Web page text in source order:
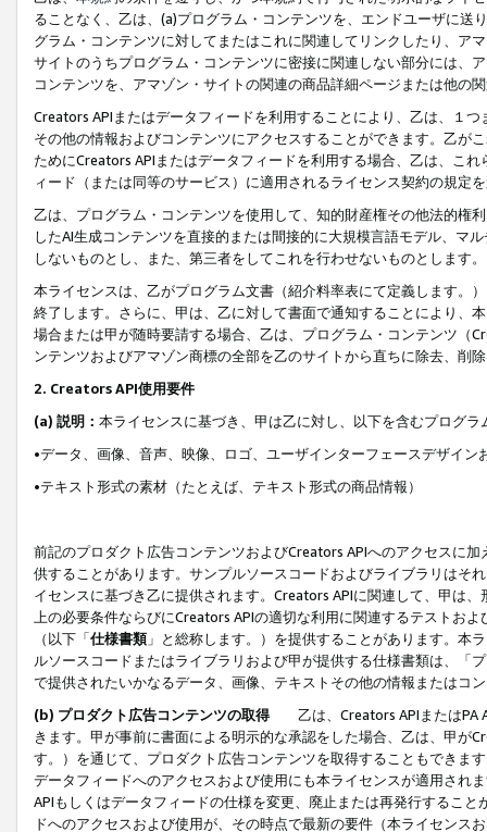
ることなく、乙は、(a)プログラム・コンテンツを、エンドユーザに
グラム・コンテンツに対してまたはこれに関連してリンクしたり、ア
サイトのうちプログラム・コンテンツに密接に関連しない部分には、
コンテンツを、アマゾン・サイトの関連の商品詳細ページまたは他の
Creators APIまたはデータフィードを利用することにより、乙は、１
その他の情報およびコンテンツにアクセスすることができます。乙が
ためにCreators APIまたはデータフィードを利用する場合、乙は、こ
ィード（または同等のサービス）に適用されるライセンス契約の規定
乙は、プログラム・コンテンツを使用して、知的財産権その他法的権
したAI生成コンテンツを直接的または間接的に大規模言語モデル、マ
しないものとし、また、第三者をしてこれを行わせないものとします。
本ライセンスは、乙がプログラム文書（紹介料率表にて定義します。
終了します。さらに、甲は、乙に対して書面で通知することにより、
場合または甲が随時要請する場合、乙は、プログラム・コンテンツ（
ンテンツおよびアマゾン商標の全部を乙のサイトから直ちに除去、削
2. Creators API使用要件
(a) 説明： 本ライセンスに基づき、甲は乙に対し、以下を含むプログ
•データ、画像、音声、映像、ロゴ、ユーザインターフェースデザイ
•テキスト形式の素材（たとえば、テキスト形式の商品情報）
前記のプロダクト広告コンテンツおよびCreators APIへのアクセスに
供することがあります。サンプルソースコードおよびライブラリはそ
イセンスに基づき乙に提供されます。Creators APIに関連して、甲は
上の必要条件ならびにCreators APIの適切な利用に関連するテストお
（以下「仕様書類」と総称します。）を提供することがあります。本
ルソースコードまたはライブラリおよび甲が提供する仕様書類は、「
で提供されたいかなるデータ、画像、テキストその他の情報またはコ
(b) プロダクト広告コンテンツの取得
乙は、Creators APIまたはPA
きます。甲が事前に書面による明示的な承認をした場合、乙は、甲が
す。）を通じて、プロダクト広告コンテンツを取得することもできま
データフィードへのアクセスおよび使用にも本ライセンスが適用され
APIもしくはデータフィードの仕様を変更、廃止または再発行するこ
ドへのアクセスおよび使用が、その時点で最新の要件（本ライセン